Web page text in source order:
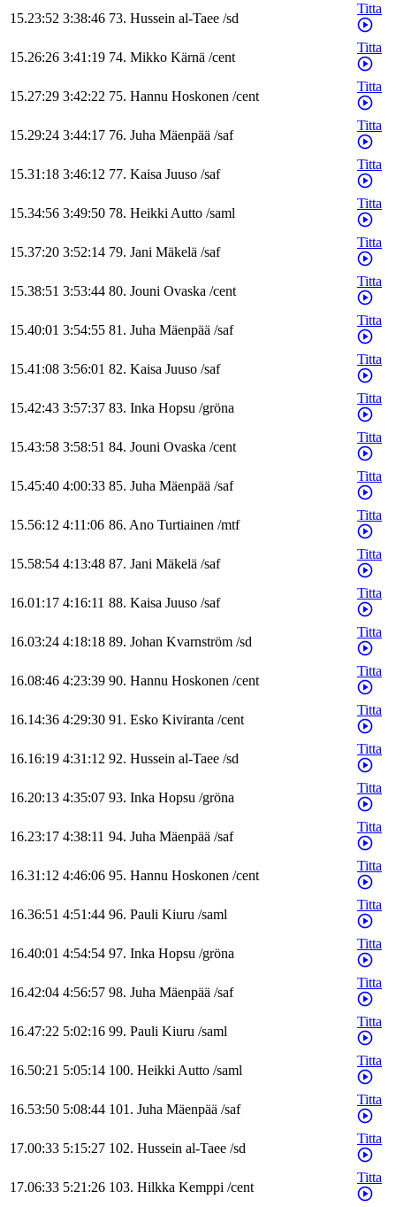
15.23:52 3:38:46 73. Hussein al-Taee /sd
Titta
15.26:26 3:41:19 74. Mikko Kärnä /cent
Titta
15.27:29 3:42:22 75. Hannu Hoskonen /cent
Titta
15.29:24 3:44:17 76. Juha Mäenpää /saf
Titta
15.31:18 3:46:12 77. Kaisa Juuso /saf
Titta
15.34:56 3:49:50 78. HeikkiAutto /saml
Titta
15.37:20 3:52:14 79. Jani Mäkelä /saf
Titta
15.38:51 3:53:44 80. Jouni Ovaska /cent
Titta
15.40:01 3:54:55 81. Juha Mäenpää /saf
Titta
15.41:08 3:56:01 82. Kaisa Juuso /saf
Titta
15.42:43 3:57:37 83. Inka Hopsu /gröna
Titta
15.43:58 3:58:51 84. Jouni Ovaska /cent
Titta
15.45:40 4:00:33 85. Juha Mäenpää /saf
Titta
15.56:12 4:11:06 86. Ano Turtiainen /mtf
Titta
15.58:54 4:13:48 87. Jani Mäkelä /saf
Titta
16.01:17 4:16:11 88. Kaisa Juuso /saf
Titta
16.03:24 4:18:18 89. Johan Kvarnström /sd
Titta
16.08:46 4:23:39 90. Hannu Hoskonen /cent
Titta
16.14:36 4:29:30 91. Esko Kiviranta /cent
Titta
16.16:19 4:31:12 92. Hussein al-Taee /sd
Titta
16.20:13 4:35:07 93. Inka Hopsu /gröna
Titta
16.23:17 4:38:11 94. Juha Mäenpää /saf
Titta
16.31:12 4:46:06 95. Hannu Hoskonen /cent
Titta
16.36:51 4:51:44 96. Pauli Kiuru /saml
Titta
16.40:01 4:54:54 97. Inka Hopsu /gröna
Titta
16.42:04 4:56:57 98. Juha Mäenpää /saf
Titta
16.47:22 5:02:16 99. Pauli Kiuru /saml
Titta
16.50:21 5:05:14 100. HeikkiAutto /saml
Titta
16.53:50 5:08:44 101. Juha Mäenpää /saf
Titta
17.00:33 5:15:27 102. Hussein al-Taee /sd
Titta
17.06:33 5:21:26 103. Hilkka Kemppi /cent
Titta